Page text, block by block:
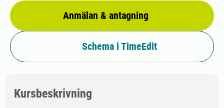
Anmälan & antagning
Schema i TimeEdit
Kursbeskrivning